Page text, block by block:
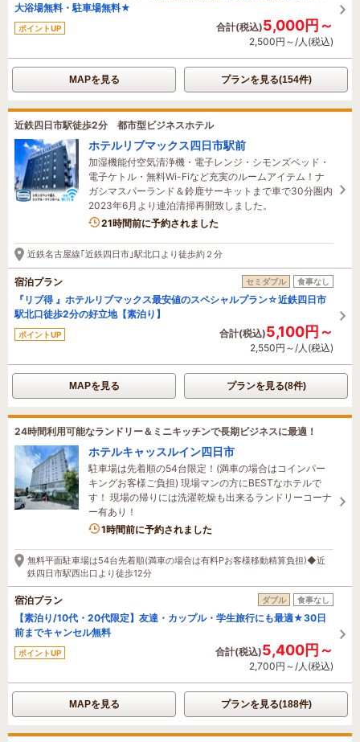
大浴場無料・駐車場無料★
ポイントUP 合計(税込)5,000円～
2,500円～/人(税込)
MAPを見る プランを見る(154件)
近鉄四日市駅徒歩2分 都市型ビジネスホテル
ホテルリブマックス四日市駅前
加湿機能付空気清浄機・電子レンジ・シモンズベッド・
電子ケトル・無料Wi-Fiなど充実のルームアイテム！ナ
ガシマスパーランド＆鈴鹿サーキットまで車で30分圏内
2023年6月より連泊清掃再開致しました。
21時間前に予約されました
近鉄名古屋線｢近鉄四日市｣駅北口より徒歩約２分
宿泊プラン セミダブル 食事なし
『リブ得 』ホテルリブマックス最安値のスペシャルプラン☆近鉄四日市
駅北口徒歩2分の好立地【素泊り】
ポイントUP 合計(税込)5,100円～
2,550円～/人(税込)
MAPを見る プランを見る(8件)
24時間利用可能なランドリー＆ミニキッチンで長期ビジネスに最適！
ホテルキャッスルイン四日市
駐車場は先着順の54台限定！(満車の場合はコインパー
キングお客様ご負担) 現場マンの方にBESTなホテルで
す！ 現場の帰りには洗濯乾燥も出来るランドリーコーナ
ー有あり！
1時間前に予約されました
無料平面駐車場は54台先着順(満車の場合は有料Pお客様移動精算負担)◆近
鉄四日市駅西出口より徒歩12分
宿泊プラン ダブル 食事なし
【素泊り/10代・20代限定】友達・カップル・学生旅行にも最適★30日
前までキャンセル無料
ポイントUP 合計(税込)5,400円～
2,700円～/人(税込)
MAPを見る プランを見る(188件)